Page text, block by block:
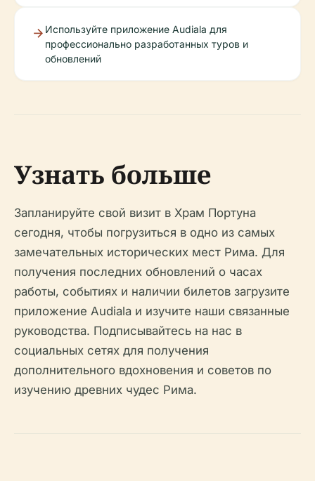
Используйте приложение Audiala для
профессионально разработанных туров и
обновлений
Узнать больше
Запланируйте свой визит в Храм Портуна
сегодня, чтобы погрузиться в одно из самых
замечательных исторических мест Рима. Для
получения последних обновлений о часах
работы, событиях и наличии билетов загрузите
приложение Audiala и изучите наши связанные
руководства. Подписывайтесь на нас в
социальных сетях для получения
дополнительного вдохновения и советов по
изучению древних чудес Рима.